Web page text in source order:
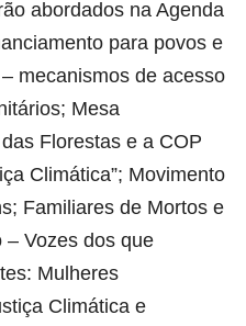
abordados na Agenda
para povos e
mecanismos de acesso
Mesa
Florestas e a COP
Climática”; Movimento
Familiares de Mortos e
– Vozes dos que
Mulheres
Climática e